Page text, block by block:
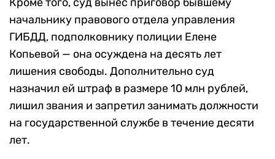
начальнику правового отдела управления
ГИБДД, подполковнику полиции Елене
Копьевой — она осуждена на десять лет
лишения свободы. Дополнительно суд
назначил ей штраф в размере 10 млн рублей,
лишил звания и запретил занимать должности
на государственной службе в течение десяти
лет.